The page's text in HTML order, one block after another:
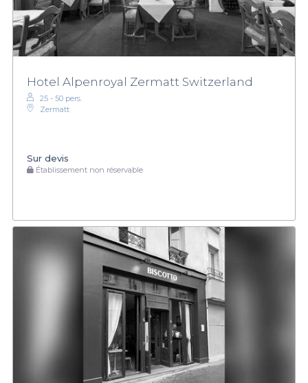
Hotel Alpenroyal Zermatt Switzerland
25 - 50 pers.
Zermatt
Sur devis
Établissement non réservable